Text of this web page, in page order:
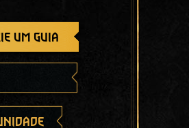
um guia